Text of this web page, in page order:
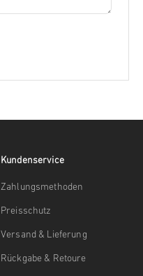
Kundenservice
Zahlungsmethoden
Preisschutz
Versand & Lieferung
Rückgabe & Retoure